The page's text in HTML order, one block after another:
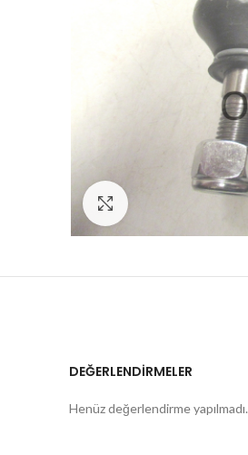
DEĞERLENDIRMELER
Henüz değerlendirme yapılmadı.